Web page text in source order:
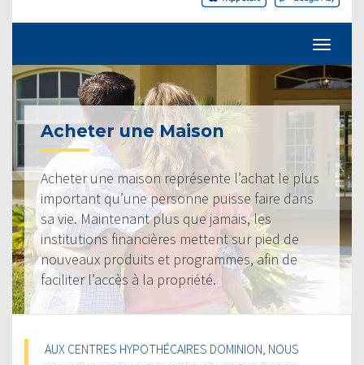
Acheter une Maison
Acheter une maison représente l’achat le plus
important qu’une personne puisse faire dans
sa vie. Maintenant plus que jamais, les
institutions financières mettent sur pied de
nouveaux produits et programmes, afin de
faciliter l’accès à la propriété.
AUX CENTRES HYPOTHÉCAIRES DOMINION, NOUS